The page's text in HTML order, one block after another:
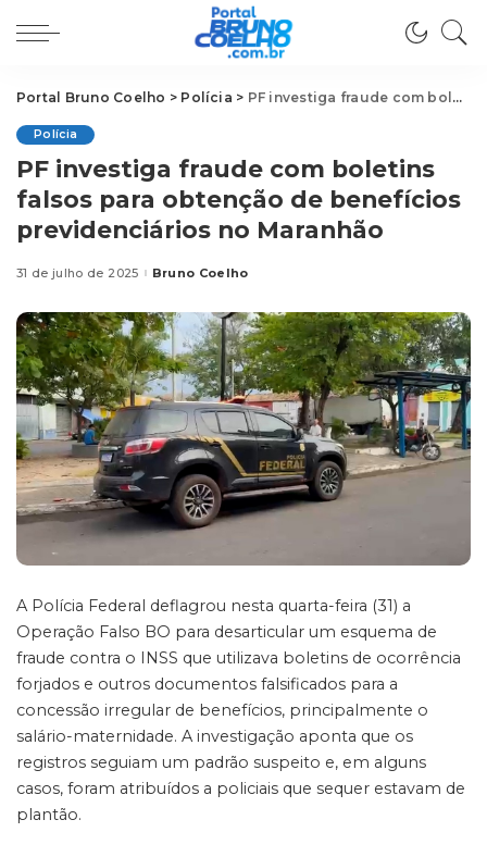
Portal Bruno Coelho > Polícia > PF investiga fraude com boletins falsos para obtenção de benefícios previdenciários no Maranhão
Polícia
PF investiga fraude com boletins
falsos para obtenção de benefícios
previdenciários no Maranhão
31 de julho de 2025Posted
Bruno Coelho
A Polícia Federal deflagrou nesta quarta-feira (31) a
Operação Falso BO para desarticular um esquema de
fraude contra o INSS que utilizava boletins de ocorrência
forjados e outros documentos falsificados para a
concessão irregular de benefícios, principalmente o
salário-maternidade. A investigação aponta que os
registros seguiam um padrão suspeito e, em alguns
casos, foram atribuídos a policiais que sequer estavam de
plantão.